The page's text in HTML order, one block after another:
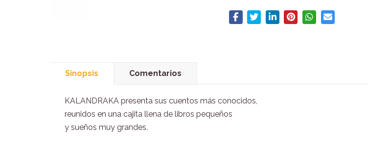
Sinopsis Comentarios
KALANDRAKA presenta sus cuentos más conocidos,
reunidos en una cajita llena de libros pequeños
y sueños muy grandes.